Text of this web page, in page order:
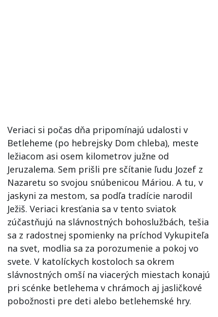
Veriaci si počas dňa pripomínajú udalosti v
Betleheme (po hebrejsky Dom chleba), meste
ležiacom asi osem kilometrov južne od
Jeruzalema. Sem prišli pre sčítanie ľudu Jozef z
Nazaretu so svojou snúbenicou Máriou. A tu, v
jaskyni za mestom, sa podľa tradície narodil
Ježiš. Veriaci kresťania sa v tento sviatok
zúčastňujú na slávnostných bohoslužbách, tešia
sa z radostnej spomienky na príchod Vykupiteľa
na svet, modlia sa za porozumenie a pokoj vo
svete. V katolíckych kostoloch sa okrem
slávnostných omší na viacerých miestach konajú
pri scénke betlehema v chrámoch aj jasličkové
pobožnosti pre deti alebo betlehemské hry.